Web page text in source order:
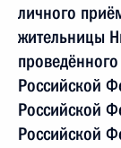
личного
жительницы
Российской
Российской
Российской